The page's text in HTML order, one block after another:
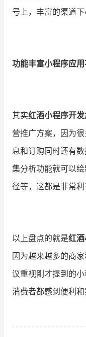
号上，丰富的渠道
功能丰富小程序应
其实红酒小程序开
营推广方案，因为
息和订购同时还有
集分析功能就可以
径等，这都是非常利
以上盘点的就是红
因为越来越多的商
议重视刚才提到的
消费者都感到便利和